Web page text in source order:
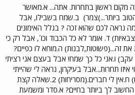
מקום ראשון בתחרות. אתה... א.מאושר
ביותר...)צמר) ב.שמח בשבילו, אבל
נראה לכם שהוא זכה ? בגלל האימונים
ד. אומר לא כל הכבוד וכו´, אבל רק כי
זה...(פשוטות,לבנות) ה.מוחא לו כפיים?
עקב) ו.אני כל כך שמח! אבל בעצם אני רציתי
איזו תחרות...אבל בעיקרון, נראה לי שהייתי
שמח בשבילו...(גרביונים) ח.אין לי חברים.(מסריחות) 2.שאלה קצת
לך ביותר בחיים? א.סדר ומשמעת